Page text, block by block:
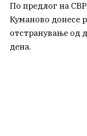
По предлог на
Куманово донесе
отстранување од
дена.